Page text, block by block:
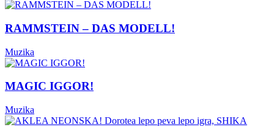
RAMMSTEIN – DAS MODELL!
Muzika
MAGIC IGGOR!
Muzika